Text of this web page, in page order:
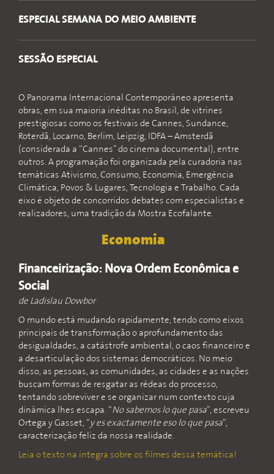
ESPECIAL SEMANA DO MEIO AMBIENTE
SESSÃO ESPECIAL
O Panorama Internacional Contemporâneo apresenta
obras, em sua maioria inéditas no Brasil, de vitrines
prestigiosas como os festivais de Cannes, Sundance,
Roterdã, Locarno, Berlim, Leipzig, IDFA – Amsterdã
(considerada a “Cannes” do cinema documental), entre
outros. A programação foi organizada pela curadoria nas
temáticas Ativismo, Consumo, Economia, Emergência
Climática, Povos & Lugares, Tecnologia e Trabalho. Cada
eixo é objeto de concorridos debates com especialistas e
realizadores, uma tradição da Mostra Ecofalante.
Economia
Financeirização: Nova Ordem Econômica e
Social
de Ladislau Dowbor
O mundo está mudando rapidamente, tendo como eixos
principais de transformação o aprofundamento das
desigualdades, a catástrofe ambiental, o caos financeiro e
a desarticulação dos sistemas democráticos. No meio
disso, as pessoas, as comunidades, as cidades e as nações
buscam formas de resgatar as rédeas do processo,
tentando sobreviver e se organizar num contexto cuja
dinâmica lhes escapa. “No sabemos lo que pasa”, escreveu
Ortega y Gasset, “ y es exactamente eso lo que pasa”,
caracterização feliz da nossa realidade.
Leia o texto na íntegra sobre os filmes dessa temática!